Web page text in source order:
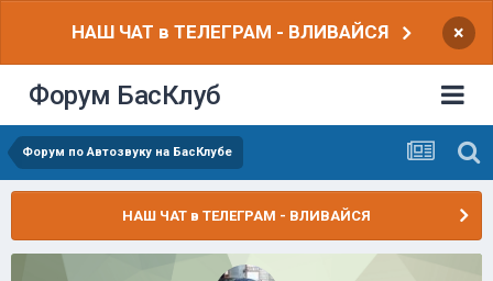
НАШ ЧАТ в ТЕЛЕГРАМ - ВЛИВАЙСЯ ×
Форум БасКлуб
Форум по Автозвуку на БасКлубе
НАШ ЧАТ в ТЕЛЕГРАМ - ВЛИВАЙСЯ